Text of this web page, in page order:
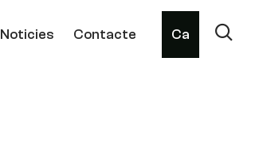
Noticies Contacte Ca